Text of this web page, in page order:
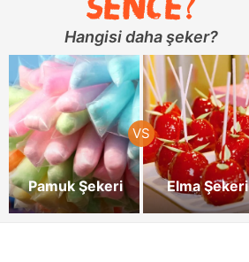
Hangisi daha şeker?
Pamuk Şekeri Elma Şekeri